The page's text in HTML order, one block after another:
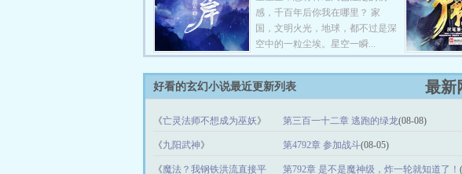
感，千百年后你我在哪里？ 家
国，文明火光，地球，都不过是深
空中的一粒尘埃。星空一瞬...
好看的玄幻小说最近更新列表 最新
《亡灵法师不想成为巫妖》 第三百一十二章 逃跑的绿龙(08-08)
《九阳武神》 第4792章 参加战斗(08-05)
《魔法？我钢铁洪流直接平
第792章 是不是魔神级，炸一轮就知道了！